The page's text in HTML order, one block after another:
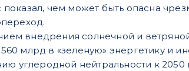
чем может быть опасна
внедрения солнечной и
млрд в «зеленую» энергетику и
углеродной нейтральности к